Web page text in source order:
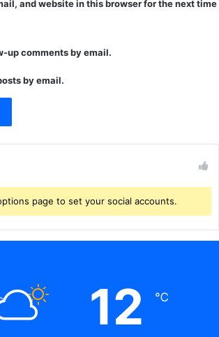
and website in this browser for the next time
up comments by email.
by email.
page to set your social accounts.
12 ℃